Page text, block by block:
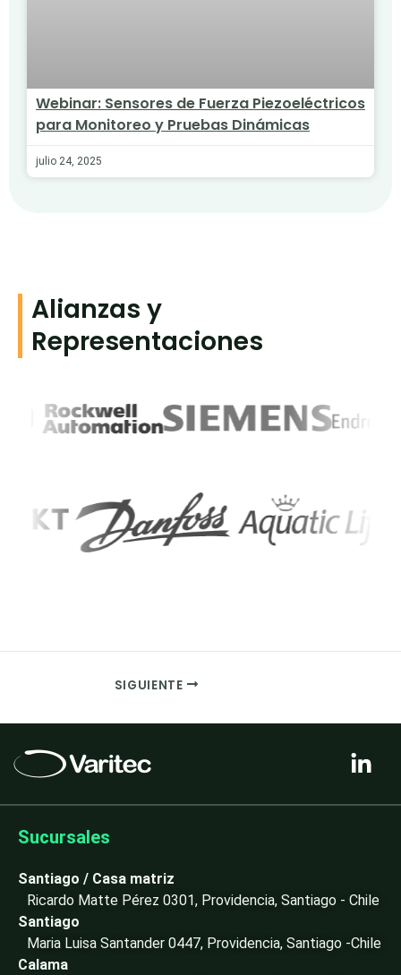
Webinar: Sensores de Fuerza Piezoeléctricos
para Monitoreo y Pruebas Dinámicas
julio 24, 2025
Alianzas y
Representaciones
SIGUIENTE
i
k
n
i
Sucursales
Santiago / Casa matriz
Ricardo Matte Pérez 0301, Providencia, Santiago - Chile
Santiago
Maria Luisa Santander 0447, Providencia, Santiago -Chile
Calama